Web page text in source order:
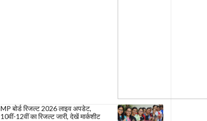
MP बोर्ड रिजल्ट 2026 लाइव अपडेट,
10वीं-12वीं का रिजल्ट जारी, देखें मार्कशीट